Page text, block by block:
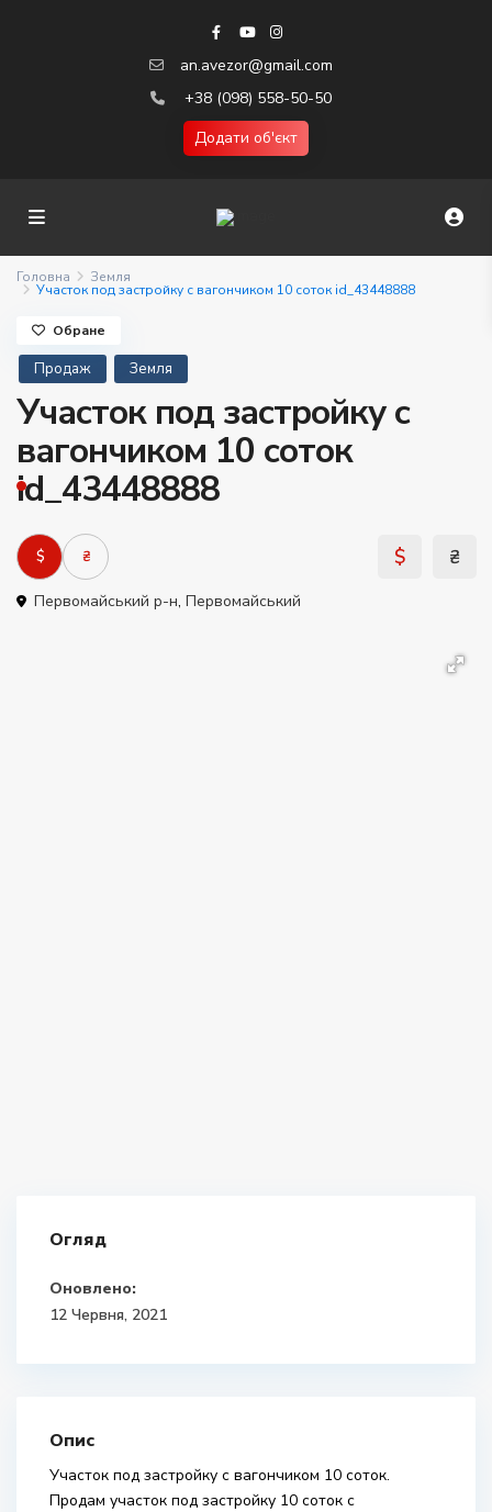
an.avezor@gmail.com
+38 (098) 558-50-50
Додати об'єкт
Головна Земля
Участок под застройку с вагончиком 10 соток id_43448888
Продаж Земля
Участок под застройку с
вагончиком 10 соток
id_43448888
$ ₴
Первомайський р-н, Первомайський
Обране
Огляд
Оновлено:
12 Червня, 2021
Опис
Участок под застройку с вагончиком 10 соток.
Продам участок под застройку 10 соток с
$ ₴